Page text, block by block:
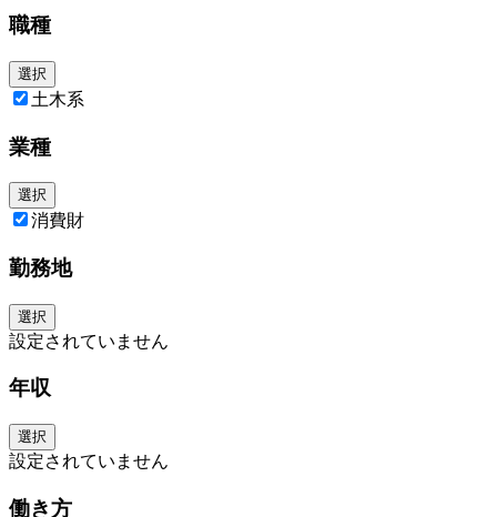
職種
選択
土木系
業種
選択
消費財
勤務地
選択
設定されていません
年収
選択
設定されていません
働き方